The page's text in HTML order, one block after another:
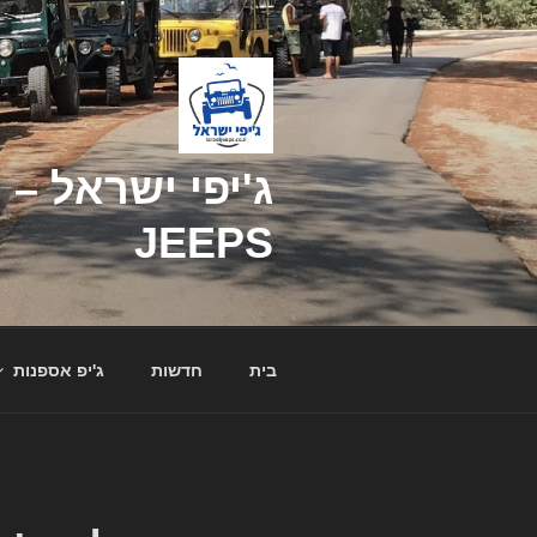
דילוג
לתוכן
JEEPS
בית חדשות ג'יפ אספנות